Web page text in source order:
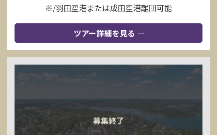
※/羽田空港または成田空港離団可能
ツアー詳細を見る